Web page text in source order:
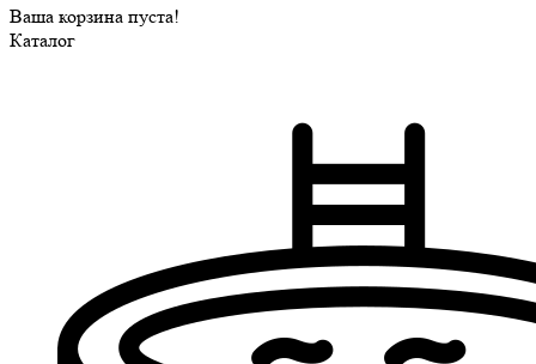
Ваша корзина пуста!
Каталог